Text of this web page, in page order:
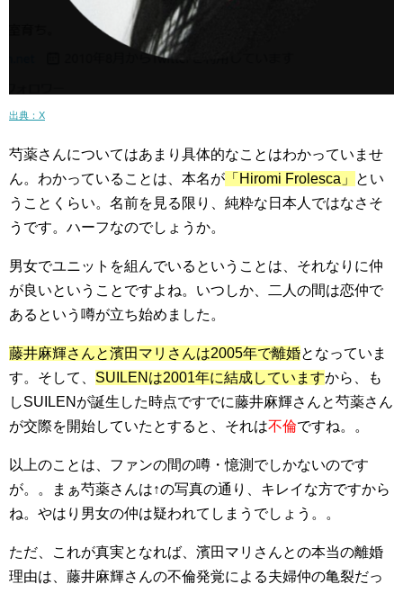
出典：X
芍薬さんについてはあまり具体的なことはわかっていませ
ん。わかっていることは、本名が 「Hiromi Frolesca」
とい
うことくらい。名前を見る限り、純粋な日本人ではなさそ
うです。ハーフなのでしょうか。
男女でユニットを組んでいるということは、それなりに仲
が良いということですよね。いつしか、二人の間は恋仲で
あるという噂が立ち始めました。
藤井麻輝さんと濱田マリさんは2005年で離婚となっていま
す。そして、 SUILENは2001年に結成していますから、も
しSUILENが誕生した時点ですでに藤井麻輝さんと芍薬さん
が交際を開始していたとすると、それは不倫ですね。。
以上のことは、ファンの間の噂・憶測でしかないのです
が。。まぁ芍薬さんは↑の写真の通り、キレイな方ですから
ね。やはり男女の仲は疑われてしまうでしょう。。
ただ、これが真実となれば、濱田マリさんとの本当の離婚
理由は、藤井麻輝さんの不倫発覚による夫婦仲の亀裂だっ